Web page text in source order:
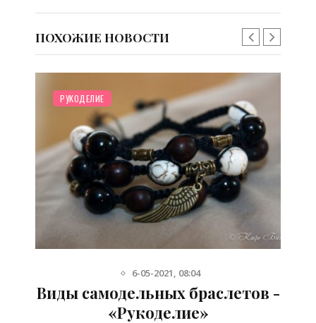
ПОХОЖИЕ НОВОСТИ
РУКОДЕЛИЕ
6-05-2021, 08:04
Виды самодельных браслетов -
«Рукоделие»